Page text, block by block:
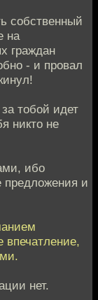
собственный
на
граждан
- и провал
тобой идет
никто не
ибо
предложения и
нет.